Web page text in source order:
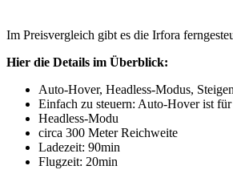
Im Preisvergleich gibt es die Irfora
Hier die Details im Überblick:
Auto-Hover, Headless-Modus,
Einfach zu steuern: Auto-Hover ist
Headless-Modu
circa 300 Meter Reichweite
Ladezeit: 90min
Flugzeit: 20min